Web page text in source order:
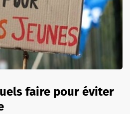
faire pour éviter